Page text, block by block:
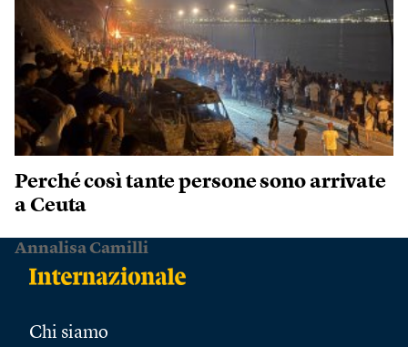
Perché così tante persone sono arrivate
a Ceuta
Annalisa Camilli
Chi siamo